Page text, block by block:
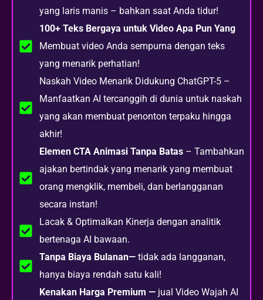
yang laris manis – bahkan saat Anda tidur!
100+ Teks Bergaya untuk Video Apa Pun Yang
Membuat video Anda sempurna dengan teks
yang menarik perhatian!
Naskah Video Menarik Didukung ChatGPT-5 –
Manfaatkan AI tercanggih di dunia untuk naskah
yang akan membuat penonton terpaku hingga
akhir!
Elemen CTA Animasi Tanpa Batas – Tambahkan
ajakan bertindak yang menarik yang membuat
orang mengklik, membeli, dan berlangganan
secara instan!
Lacak & Optimalkan Kinerja dengan analitik
bertenaga AI bawaan.
Tanpa Biaya Bulanan— tidak ada langganan,
hanya biaya rendah satu kali!
Kenakan Harga Premium — jual Video Wajah AI